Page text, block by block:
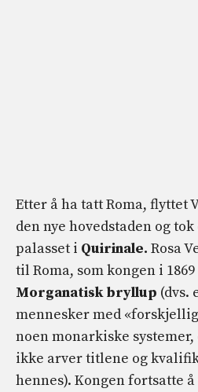
Etter å ha tatt Roma, flyttet
den nye hovedstaden og
palasset i Quirinale. Rosa
til Roma, som kongen i
Morganatisk bryllup (dvs.
mennesker med
noen monarkiske
ikke arver titlene og
hennes). Kongen fortsatte